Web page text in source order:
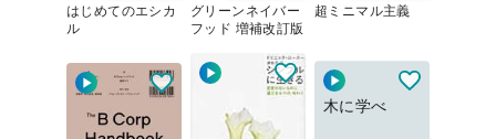
はじめてのエシカ
ル
グリーンネイバー
フッド 増補改訂版
超ミニマル主義
木に学べ